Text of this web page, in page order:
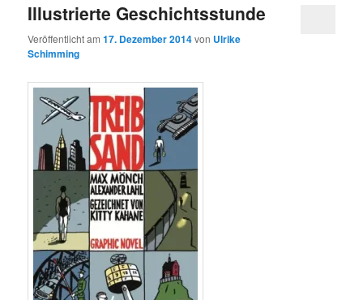
Illustrierte Geschichtsstunde
Veröffentlicht am17. Dezember 2014von Ulrike
Schimming